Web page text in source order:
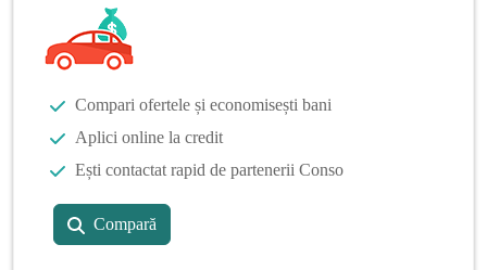
Compari ofertele și economisești bani
Aplici online la credit
Ești contactat rapid de partenerii Conso
Compară